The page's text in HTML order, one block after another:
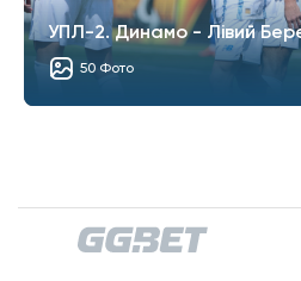
УПЛ-2. Динамо - Лівий
50 Фото